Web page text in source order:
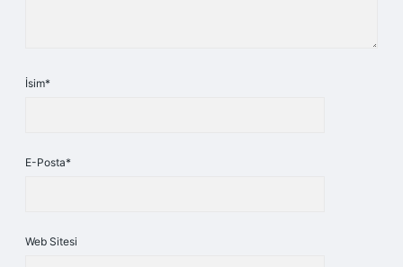
İsim*
E-Posta*
Web Sitesi